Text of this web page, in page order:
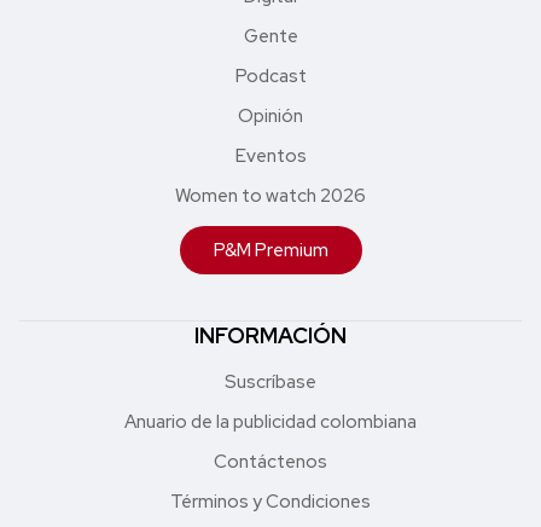
Gente
Podcast
Opinión
Eventos
Women to watch 2026
P&M Premium
INFORMACIÓN
Suscríbase
Anuario de la publicidad colombiana
Contáctenos
Términos y Condiciones